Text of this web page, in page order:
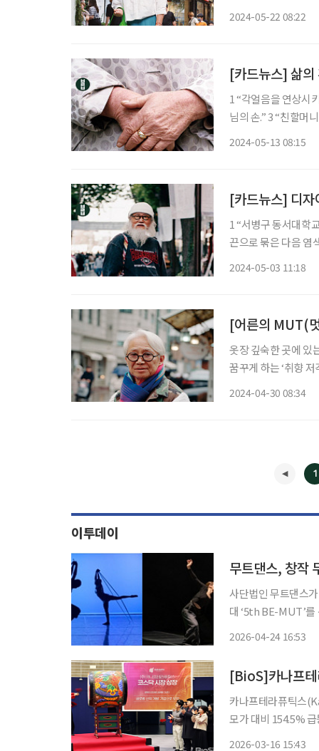
2024-05-22 08:22
[카드뉴스] 삶의
1 “각얼음을 연상시키는 액세서
님의 손.” 3 “친할머니의 손. 할아버지가 돌아가신지 10년이 넘었지만 반지는 여전하다.” 4 “성
2024-05-13 08:15
[카드뉴스] 디자
1 “서병구 동서대학
끈으로 묶은 다음 염
2024-05-03 11:18
[어른의 MUT(
옷장 깊숙한 곳에 있
꿈꾸게 하는 ‘취향
2024-04-30 08:34
1
이투데이
무트댄스, 창작
사단법인 무트댄스
대 ‘5th BE-MUT’를
2026-04-24 16:53
[BioS]카나프
카나프테라퓨틱스
모가 대비 154.5%
2026-03-16 15:43